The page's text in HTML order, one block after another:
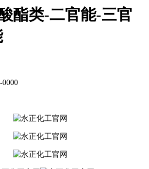
酯类-二官能-三官
0000